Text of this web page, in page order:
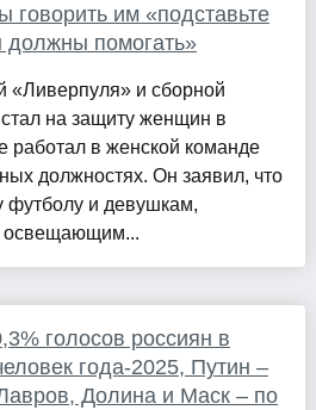
говорить им «подставьте
помогать»
и сборной
на защиту женщин в
работал в женской команде
должностях. Он заявил, что
футболу и девушкам,
освещающим...
голосов россиян в
года-2025, Путин –
Долина и Маск – по